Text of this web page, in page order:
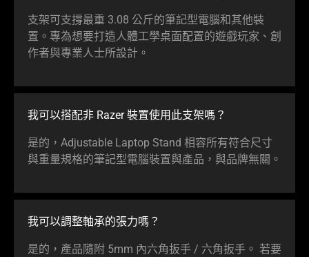
支架可支撐最重 3.08 公斤的筆記型電腦和其他裝
置。專為想要打造人體工學桌面配置的遊戲玩家、創
作者與專業人士所設計 。
我可以搭配非 Razer 裝置使用此支架嗎？
是的，Adjustable Laptop Stand 相容所有符合尺寸
與重量規格的筆記型電腦裝置與產品，與品牌無關 。
我可以調整軸承的張力嗎 ？
是的，產品隨附 5mm 內六角扳手 / 六角扳手。 若要